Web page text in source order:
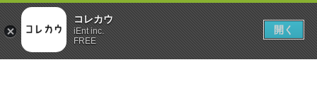
コレカウ
iEnt inc.
FREE
開く